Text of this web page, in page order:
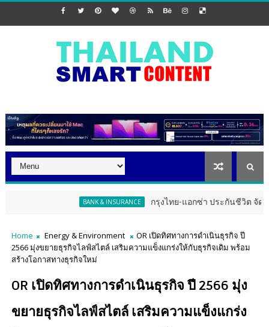
BANK & INSURANCE กรุงไทย-แอกซ่า ประกันชีวิต จัดงาน ERD
Home Energy & Environment
OR เปิดทิศทางการดำเนินธุรกิจ ปี
2566 มุ่งขยายธุรกิจไลฟ์สไตล์ เสริมความแข็งแกร่งให้กับธุรกิจเดิม พร้อม
สร้างโอกาสทางธุรกิจใหม่
OR เปิดทิศทางการดำเนินธุรกิจ ปี 2566 มุ่ง
ขยายธุรกิจไลฟ์สไตล์ เสริมความแข็งแกร่ง